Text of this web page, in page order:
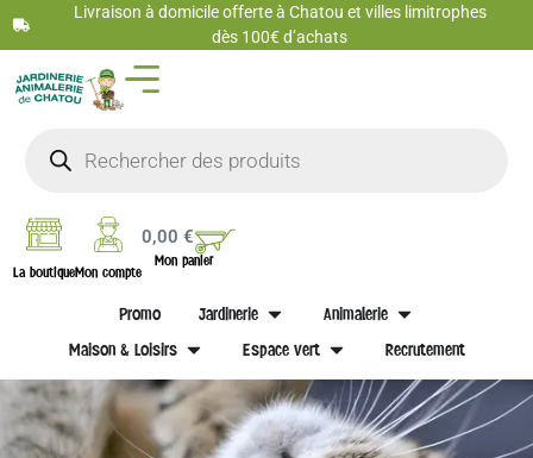
Livraison à domicile offerte à Chatou et villes limitrophes
dès 100€ d’achats
La boutiqueMon compte
0,00€
Mon panier
Promo Jardinerie
Animalerie
Maison & Loisirs
Espace vert Recrutement